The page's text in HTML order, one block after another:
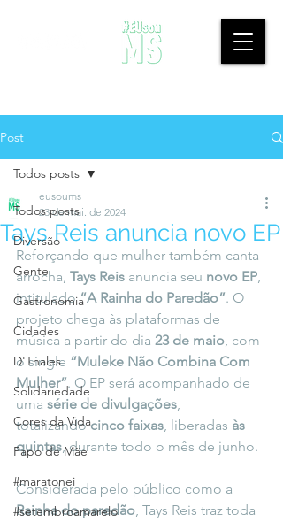
Post
Todos posts
Diversão
Gente
Gastronomia
Cidades
D'Thales
Solidariedade
Cores da Vida
Papo de Mãe
#maratonei
#setembroamarelo
Todos posts
Tays Reis anuncia novo EP
eusoums
23 de mai. de 2024
Reforçando que mulher também canta
arrocha, Tays Reis anuncia seu novo EP,
intitulado “A Rainha do Paredão”. O
projeto chega às plataformas de
música a partir do dia 23 de maio, com
o single “Muleke Não Combina Com
Mulher”. O EP será acompanhado de
uma série de divulgações,
totalizando cinco faixas, liberadas às
quintas, durante todo o mês de junho.
Considerada pelo público como a
Rainha do paredão, Tays Reis traz toda